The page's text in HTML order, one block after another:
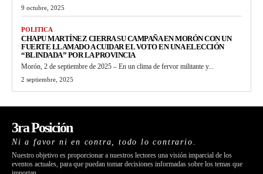
9 octubre, 2025
POLITICA
CHAPU MARTÍNEZ CIERRA SU CAMPAÑA EN MORÓN CON UN
FUERTE LLAMADO A CUIDAR EL VOTO EN UNA ELECCIÓN
“BLINDADA” POR LA PROVINCIA
Morón, 2 de septiembre de 2025 – En un clima de fervor militante y...
2 septiembre, 2025
3ra Posición
Ni a favor ni en contra, todo lo contrario.
Nuestro objetivo es proporcionar a nuestros lectores una visión imparcial de los
eventos actuales, para que puedan tomar decisiones informadas sobre los temas que